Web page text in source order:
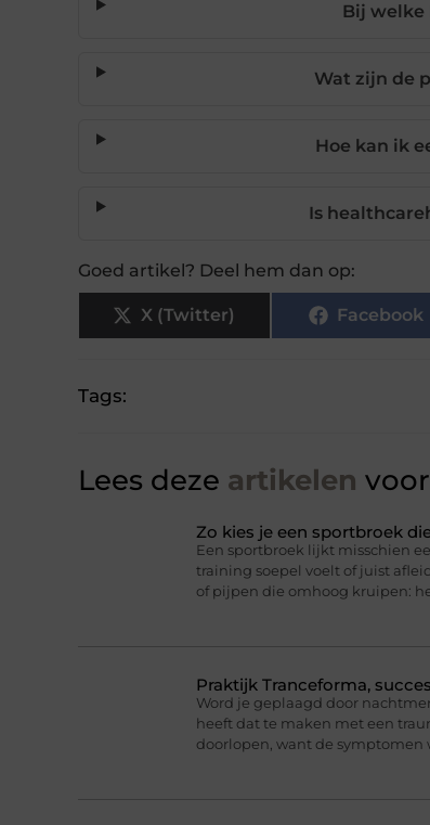
Bij
Wat zijn de
Hoe kan ik
Is
Goed artikel? Deel hem dan op:
X (Twitter) Facebook
Tags:
Lees deze artikelen
Zo kies je een sportbroek
Een sportbroek lijkt misschien
training soepel voelt of juist
of pijpen die omhoog kruipen:
Praktijk Tranceforma,
Word je geplaagd door
heeft dat te maken met een
doorlopen, want de symptomen